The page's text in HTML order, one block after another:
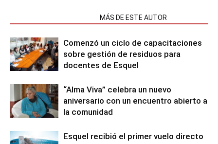
MÁS DE ESTE AUTOR
Comenzó un ciclo de capacitaciones
sobre gestión de residuos para
docentes de Esquel
“Alma Viva” celebra un nuevo
aniversario con un encuentro abierto a
la comunidad
Esquel recibió el primer vuelo directo